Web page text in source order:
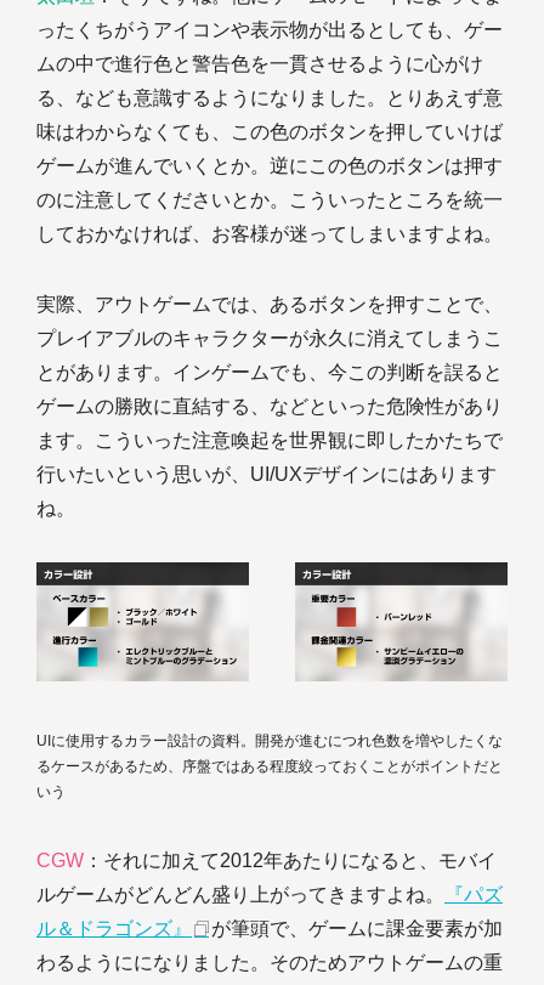
ったくちがうアイコンや表示物が出るとしても、ゲー
ムの中で進行色と警告色を一貫させるように心がけ
る、なども意識するようになりました。とりあえず意
味はわからなくても、この色のボタンを押していけば
ゲームが進んでいくとか。逆にこの色のボタンは押す
のに注意してくださいとか。こういったところを統一
しておかなければ、お客様が迷ってしまいますよね。
実際、アウトゲームでは、あるボタンを押すことで、
プレイアブルのキャラクターが永久に消えてしまうこ
とがあります。インゲームでも、今この判断を誤ると
ゲームの勝敗に直結する、などといった危険性があり
ます。こういった注意喚起を世界観に即したかたちで
行いたいという思いが、UI/UXデザインにはあります
ね。
UIに使用するカラー設計の資料。開発が進むにつれ色数を増やしたくな
るケースがあるため、序盤ではある程度絞っておくことがポイントだと
いう
CGW ：それに加えて2012年あたりになると、モバイ
ルゲームがどんどん盛り上がってきますよね。
『パズ
ル＆ドラゴンズ』
が筆頭で、ゲームに課金要素が加
わるようにになりました。そのためアウトゲームの重